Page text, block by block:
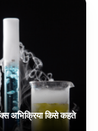
अभिक्रिया किसे कहते